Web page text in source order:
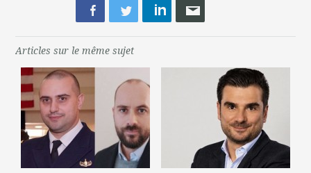
Articles sur le même sujet